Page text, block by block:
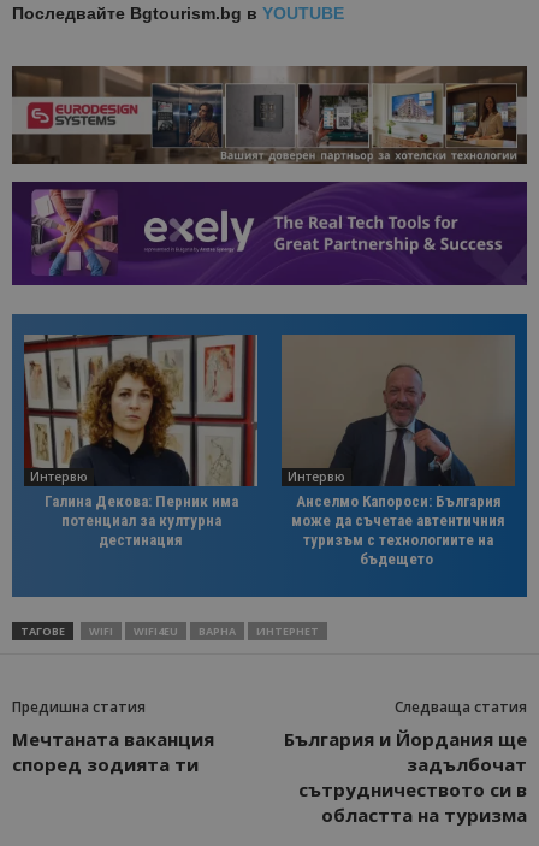
Последвайте Bgtourism.bg в YOUTUBE
Интервю
Галина Декова: Перник има
потенциал за културна
дестинация
Интервю
Анселмо Капороси: България
може да съчетае автентичния
туризъм с технологиите на
бъдещето
ТАГОВЕ WIFI WIFI4EU ВАРНА ИНТЕРНЕТ
Предишна статия
Мечтаната ваканция
според зодията ти
Следваща статия
България и Йордания ще
задълбочат
сътрудничеството си в
областта на туризма